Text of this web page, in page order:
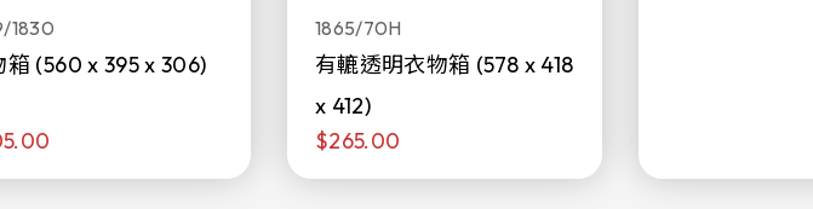
1830
箱 (560 x 395 x 306)
1865/70H
有轆透明衣物箱 (578 x 418
x 412)
$265.00